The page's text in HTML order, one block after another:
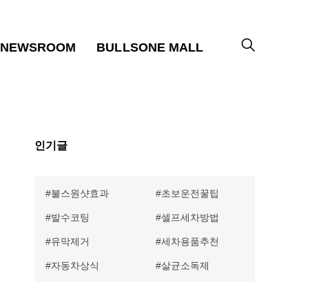
NEWSROOM BULLSONE MALL
인기글
불스원샷효과 초보운전꿀팁
발수코팅 셀프세차방법
유막제거 세차용품추천
자동차상식 살균소독제